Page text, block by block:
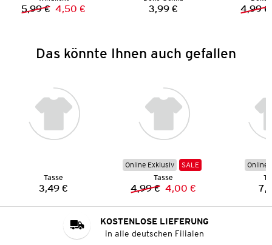
Vorheriger Preis:
5,99 € Neuer Preis:
4,50 € Preis:
3,99 € 4,99 €
Das könnte Ihnen auch gefallen
Tasse
Preis:
3,49 €
Online Exklusiv
SALE
Tasse
Vorheriger Preis:
4,99 € Neuer Preis:
4,00 €
Online
KOSTENLOSE LIEFERUNG
in alle deutschen Filialen